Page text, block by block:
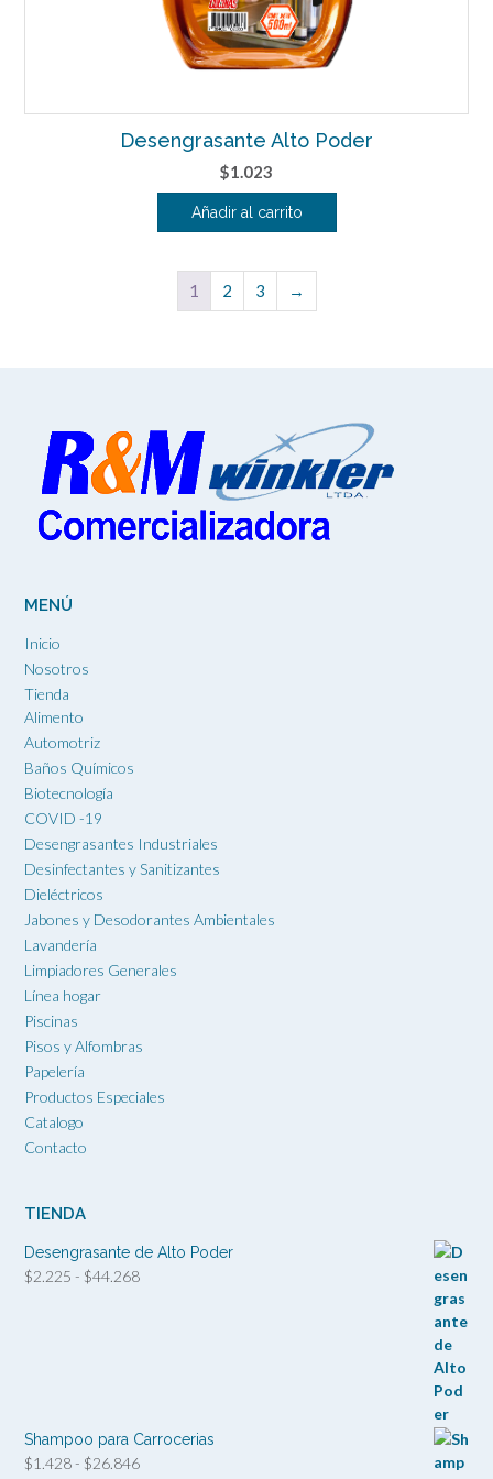
Desengrasante Alto Poder
$1.023
Añadir al carrito
1 2 3 →
MENÚ
Inicio
Nosotros
Tienda
Alimento
Automotriz
Baños Químicos
Biotecnología
COVID -19
Desengrasantes Industriales
Desinfectantes y Sanitizantes
Dieléctricos
Jabones y Desodorantes Ambientales
Lavandería
Limpiadores Generales
Línea hogar
Piscinas
Pisos y Alfombras
Papelería
Productos Especiales
Catalogo
Contacto
TIENDA
Desengrasante de Alto Poder
$2.225 - $44.268Rango
Shampoo para Carrocerias
$1.428- $26.846Rango